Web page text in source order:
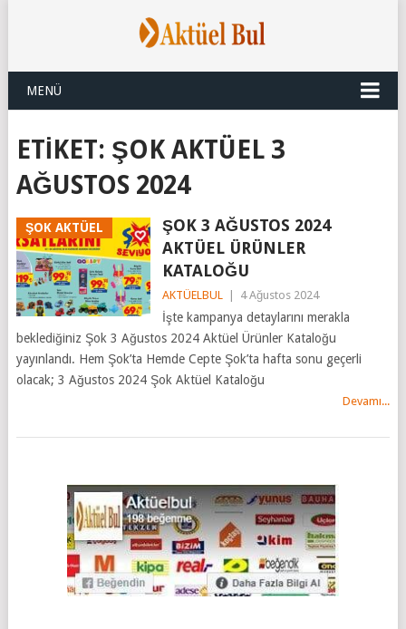
MENÜ
ETIKET: ŞOK AKTÜEL 3
AĞUSTOS 2024
ŞOK AKTÜEL
ŞOK 3 AĞUSTOS 2024
AKTÜEL ÜRÜNLER
KATALOĞU
AKTÜELBUL 4 Ağustos 2024
İşte kampanya detaylarını merakla
beklediğiniz Şok 3 Ağustos 2024 Aktüel Ürünler Kataloğu
yayınlandı. Hem Şok’ta Hemde Cepte Şok’ta hafta sonu geçerli
olacak; 3 Ağustos 2024 Şok Aktüel Kataloğu
Devamı...
NAVIGATION